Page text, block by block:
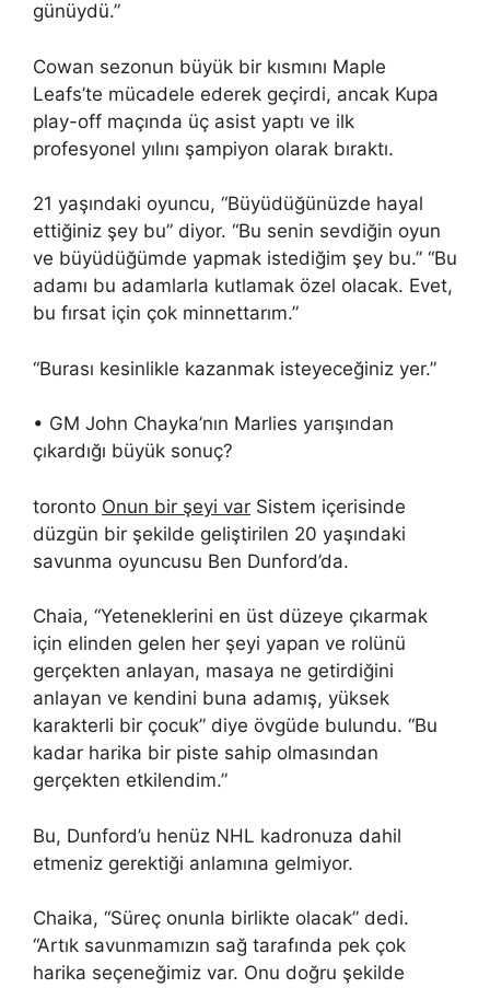
günüydü.”
Cowan sezonun büyük bir kısmını Maple
Leafs’te mücadele ederek geçirdi, ancak Kupa
play-off maçında üç asist yaptı ve ilk
profesyonel yılını şampiyon olarak bıraktı.
21 yaşındaki oyuncu, “Büyüdüğünüzde hayal
ettiğiniz şey bu” diyor. “Bu senin sevdiğin oyun
ve büyüdüğümde yapmak istediğim şey bu.” “Bu
adamı bu adamlarla kutlamak özel olacak. Evet,
bu fırsat için çok minnettarım.”
“Burası kesinlikle kazanmak isteyeceğiniz yer.”
• GM John Chayka’nın Marlies yarışından
çıkardığı büyük sonuç?
toronto Onun bir şeyi var Sistem içerisinde
düzgün bir şekilde geliştirilen 20 yaşındaki
savunma oyuncusu Ben Dunford’da.
Chaia, “Yeteneklerini en üst düzeye çıkarmak
için elinden gelen her şeyi yapan ve rolünü
gerçekten anlayan, masaya ne getirdiğini
anlayan ve kendini buna adamış, yüksek
karakterli bir çocuk” diye övgüde bulundu. “Bu
kadar harika bir piste sahip olmasından
gerçekten etkilendim.”
Bu, Dunford’u henüz NHL kadronuza dahil
etmeniz gerektiği anlamına gelmiyor.
Chaika, “Süreç onunla birlikte olacak” dedi.
“Artık savunmamızın sağ tarafında pek çok
harika seçeneğimiz var. Onu doğru şekilde